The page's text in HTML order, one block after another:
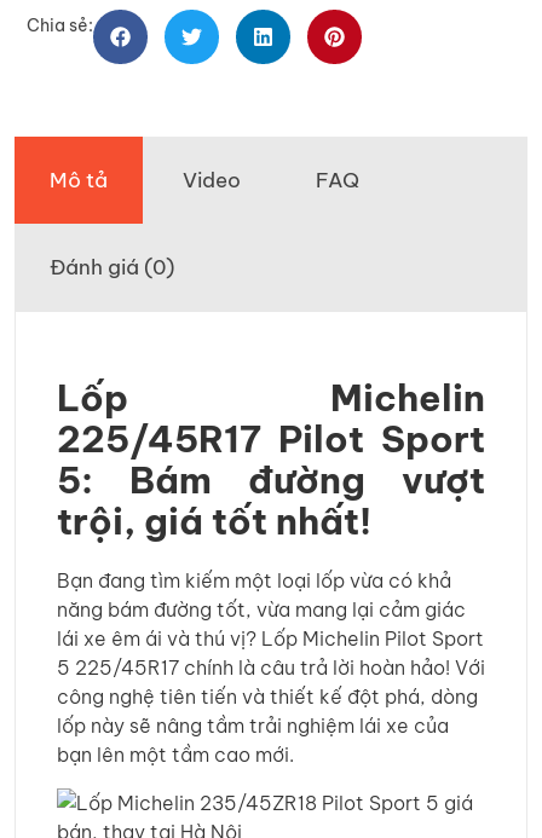
Chia sẻ:
Mô tả Video FAQ
Đánh giá (0)
Lốp Michelin
225/45R17 Pilot Sport
5: Bám đường vượt
trội, giá tốt nhất!
Bạn đang tìm kiếm một loại lốp vừa có khả
năng bám đường tốt, vừa mang lại cảm giác
lái xe êm ái và thú vị? Lốp Michelin Pilot Sport
5 225/45R17 chính là câu trả lời hoàn hảo! Với
công nghệ tiên tiến và thiết kế đột phá, dòng
lốp này sẽ nâng tầm trải nghiệm lái xe của
bạn lên một tầm cao mới.